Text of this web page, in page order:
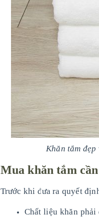
Khăn tắm
Mua khăn tắm
Trước khi đưa ra quyết
Chất liệu khăn